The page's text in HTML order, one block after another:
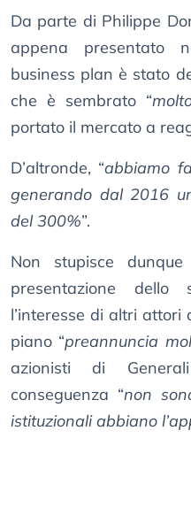
Da parte di Philippe
appena presentato
business plan è stato
che è sembrato “
portato il mercato a
D’altronde, “abbiamo
generando dal 2016
del 300%”.
Non stupisce
presentazione dello
l’interesse di altri
piano “preannuncia
azionisti di
conseguenza “non
istituzionali abbiano